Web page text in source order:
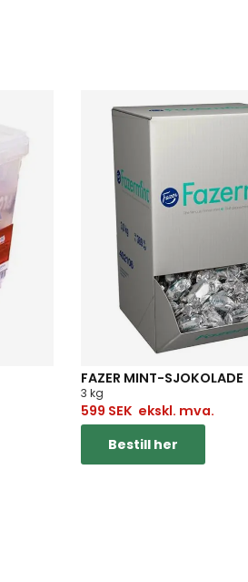
FAZER MINT-SJOKOLADE
3 kg
599 SEK ekskl. mva.
Bestill her